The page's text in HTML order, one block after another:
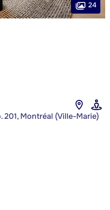
201, Montréal (Ville-Marie)
24